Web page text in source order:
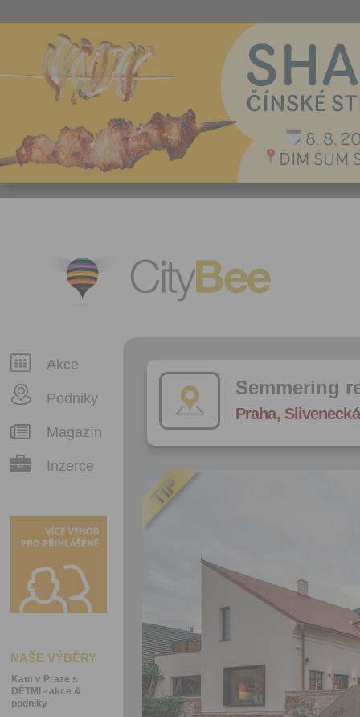
CityBee
Akce
Podniky
Magazín
Inzerce
NAŠE VÝBĚRY
Kam v Praze s
DĚTMI - akce &
podniky
Semmering
Praha,